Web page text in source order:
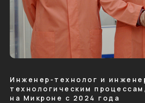
Инженер-технолог и
технологическим
на Микроне с 2024 года